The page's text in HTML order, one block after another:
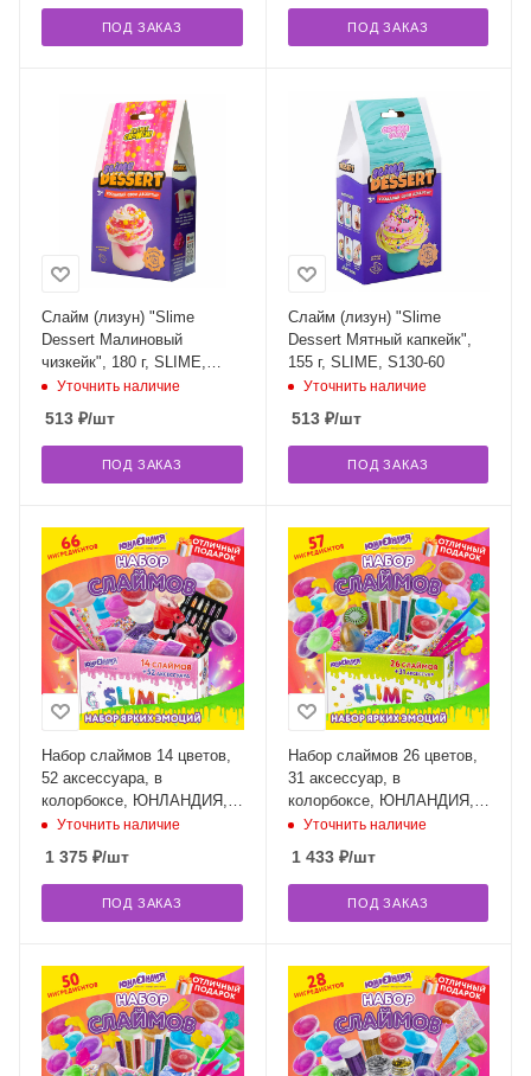
ПОД ЗАКАЗ ПОД ЗАКАЗ
Слайм (лизун) "Slime
Dessert Малиновый
чизкейк", 180 г, SLIME,
S130-63
Уточнить наличие
513 ₽/шт
ПОД ЗАКАЗ
Слайм (лизун) "Slime
Dessert Мятный капкейк",
155 г, SLIME, S130-60
Уточнить наличие
513₽/шт
ПОД ЗАКАЗ
Набор слаймов 14 цветов,
52 аксессуара, в
колорбоксе, ЮНЛАНДИЯ,
663777
Уточнить наличие
1 375 ₽/шт
ПОД ЗАКАЗ
Набор слаймов 26 цветов,
31 аксессуар, в
колорбоксе, ЮНЛАНДИЯ,
663776
Уточнить наличие
1 433₽/шт
ПОД ЗАКАЗ